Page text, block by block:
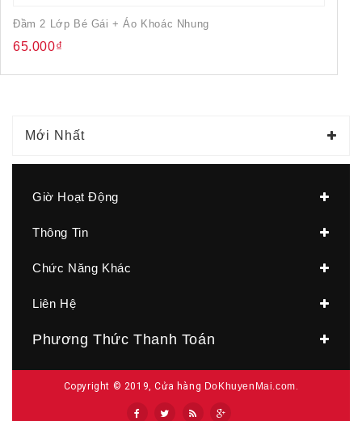
Đầm 2 Lớp Bé Gái + Áo Khoác Nhung
65.000₫
Mới Nhất
Giờ Hoạt Động
Thông Tin
Chức Năng Khác
Liên Hệ
Phương Thức Thanh Toán
Copyright © 2019, Cửa hàng DoKhuyenMai.com